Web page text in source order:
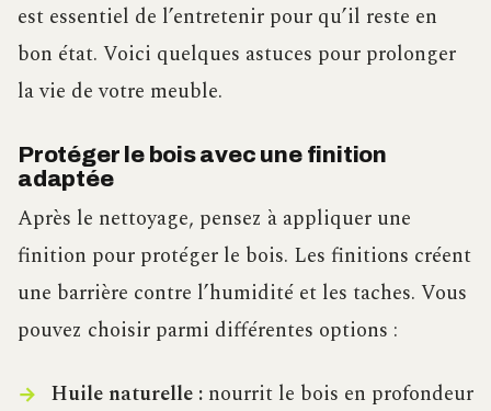
est essentiel de l’entretenir pour qu’il reste en
bon état. Voici quelques astuces pour prolonger
la vie de votre meuble.
Protéger le bois avec une finition
adaptée
Après le nettoyage, pensez à appliquer une
finition pour protéger le bois. Les finitions créent
une barrière contre l’humidité et les taches. Vous
pouvez choisir parmi différentes options :
Huile naturelle :nourrit le bois en profondeur